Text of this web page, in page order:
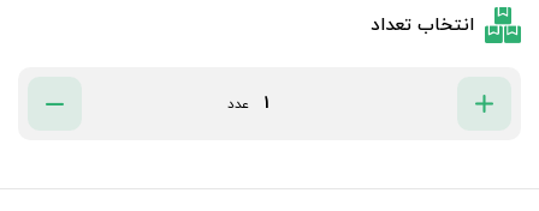
انتخاب تعداد
عدد